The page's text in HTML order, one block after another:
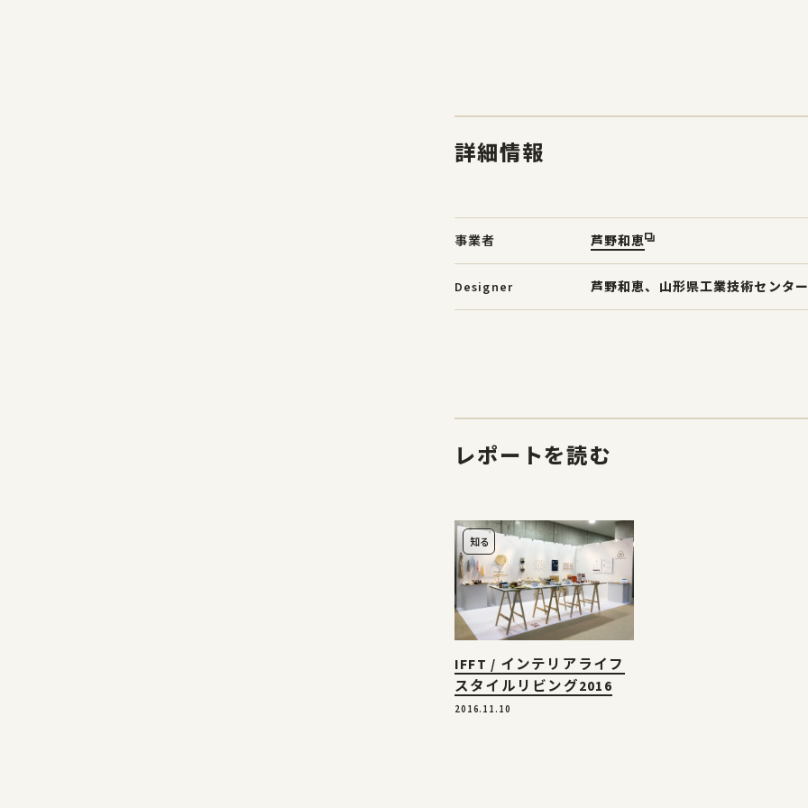
詳細情報
事業者 芦野和恵
Designer 芦野和恵、山形県工業技術センター
レポートを読む
知る
IFFT / インテリアライフ
スタイルリビング2016
2016.11.10